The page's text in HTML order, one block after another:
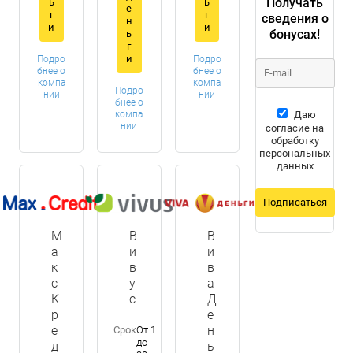
г
и
Подро
бнее о
компа
нии
е
н
ь
г
и
Подро
бнее о
компа
нии
г
и
Подро
бнее о
компа
нии
М
а
к
с
К
р
е
д
В
и
в
у
с
СрокОт 1
до
В
и
в
а
Д
е
н
ь
Получать
сведения о
бонусах!
Даю
согласие на
обработку
персональных
данных
Подписаться